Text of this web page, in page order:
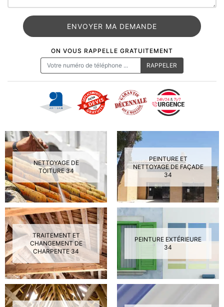
ON VOUS RAPPELLE GRATUITEMENT
NETTOYAGE DE
TOITURE 34
PEINTURE ET
NETTOYAGE DE FAÇADE
34
TRAITEMENT ET
CHANGEMENT DE
CHARPENTE 34
PEINTURE EXTÉRIEURE
34